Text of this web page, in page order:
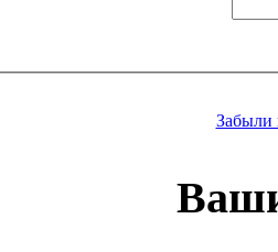
Забыли